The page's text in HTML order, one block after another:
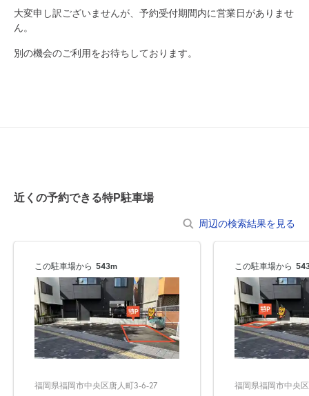
大変申し訳ございませんが、予約受付期間内に営業日がありませ
ん。
別の機会のご利用をお待ちしております。
近くの予約できる特P駐車場
周辺の検索結果を見る
この駐車場から 543m
福岡県福岡市中央区唐人町3-6-27
この駐車場から
福岡県福岡市中央